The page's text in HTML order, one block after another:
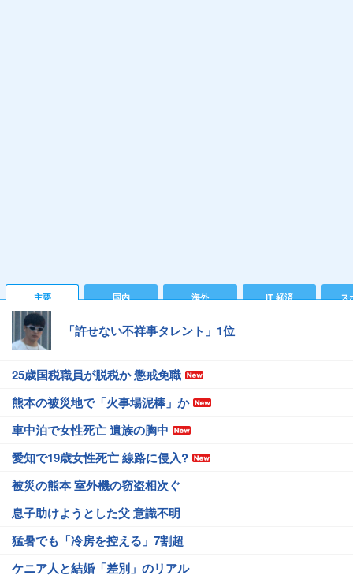
主要 国内 海外 IT 経済 ス
「許せない不祥事タレント」1位
25歳国税職員が脱税か 懲戒免職
熊本の被災地で「火事場泥棒」か
車中泊で女性死亡 遺族の胸中
愛知で19歳女性死亡 線路に侵入?
被災の熊本 室外機の窃盗相次ぐ
息子助けようとした父 意識不明
猛暑でも「冷房を控える」7割超
ケニア人と結婚「差別」のリアル